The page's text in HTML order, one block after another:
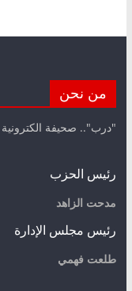
من نحن
"درب".. صحيفة
رئيس الحزب
مدحت الزاهد
رئيس مجلس الإدارة
طلعت فهمي